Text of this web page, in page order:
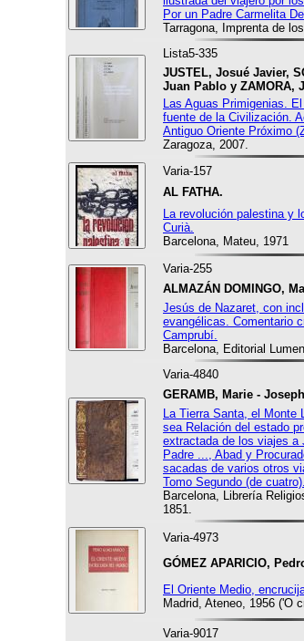
Por un Padre Carmelita
Tarragona, Imprenta de
Lista5-335
JUSTEL, Josué Javier,
Juan Pablo y ZAMORA,
Las Aguas Primigenias.
fuente de la Civilización.
Antiguo Oriente Próximo
Zaragoza, 2007.
Varia-157
AL FATHA.
La revolución palestina y
Curià.
Barcelona, Mateu, 1971
Varia-255
ALMAZÁN DOMINGO,
Jesús de Nazaret, con
evangélicas. Comentario
Camprubí.
Barcelona, Editorial
Varia-4840
GERAMB, Marie -
La Tierra Santa, el
sea Relación del estado
extractada de los viajes a
Padre ..., Abad y
sacadas de varios otros
Tomo Segundo (de cuatro).
Barcelona, Librería
1851.
Varia-4973
GÓMEZ APARICIO,
El Oriente Medio,
Madrid, Ateneo, 1956 ('O
Varia-9017